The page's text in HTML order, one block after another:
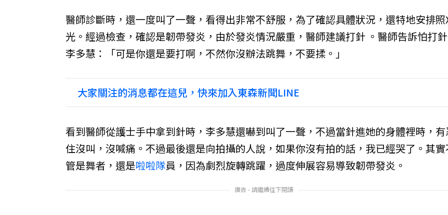
醫師診斷時，還一度叫了一聲，看得出非常不舒服，為了確認具體狀況，還特地安排照
光。經過檢查，確認是韌帶發炎，由於發炎情況嚴重，醫師建議打針 。醫師告訴怕打
李多慧：「可是你還是要打啊，不然你沒辦法跳舞，不要揉。」
大家關注的消息都在這兒，快來加入東森新聞LINE
看到醫師從護士手中拿到針時，李多慧還嚇到叫了一聲，不過當針進她的身體裡時，
住沒叫，沒喊痛。不過最後還是向拍攝的人說，如果你沒有拍的話，我已經哭了。其
管是舞者，還是啦啦隊員，因為劇烈旋轉跳躍，過度伸展容易導致韌帶發炎。
廣告 - 請繼續往下閱讀